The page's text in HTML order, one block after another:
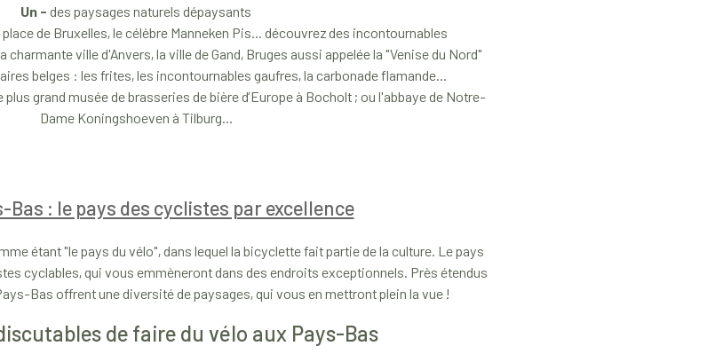
Un - des paysages naturels dépaysants
de Bruxelles, le célèbre Manneken Pis... découvrez des incontournables
ville d'Anvers, la ville de Gand, Bruges aussi appelée la "Venise du Nord"
belges : les frites, les incontournables gaufres, la carbonade flamande...
plus grand musée de brasseries de bière d’Europe à Bocholt ; ou l'abbaye de Notre-
Dame Koningshoeven à Tilburg...
Bas : le pays des cyclistes par excellence
étant "le pays du vélo", dans lequel la bicyclette fait partie de la culture. Le pays
cyclables, qui vous emmèneront dans des endroits exceptionnels. Près étendus
Bas offrent une diversité de paysages, qui vous en mettront plein la vue !
de faire du vélo aux Pays-Bas